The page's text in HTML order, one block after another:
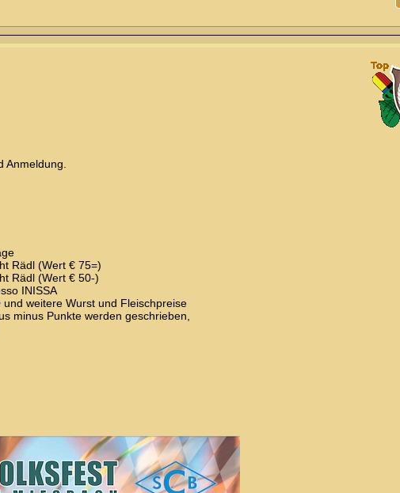
Anmeldung.
Rädl (Wert € 75=)
Rädl (Wert € 50-)
INISSA
weitere Wurst und Fleischpreise
minus Punkte werden geschrieben,